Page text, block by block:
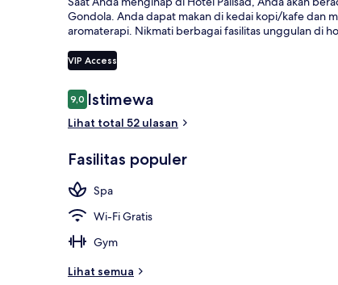
Gondola. Anda dapat makan di kedai kopi/kafe dan
aromaterapi. Nikmati berbagai fasilitas unggulan di
VIP Access
Ulasan
9,09,0 dari 10
Istimewa
Lihat total 52 ulasan
Fasilitas populer
Spa
Wi-Fi Gratis
Gym
Lihat semua